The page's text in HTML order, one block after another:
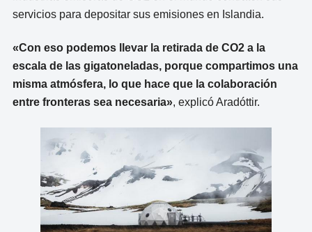
servicios para depositar sus emisiones en Islandia.
«Con eso podemos llevar la retirada de CO2 a la
escala de las gigatoneladas, porque compartimos una
misma atmósfera, lo que hace que la colaboración
entre fronteras sea necesaria», explicó Aradóttir.